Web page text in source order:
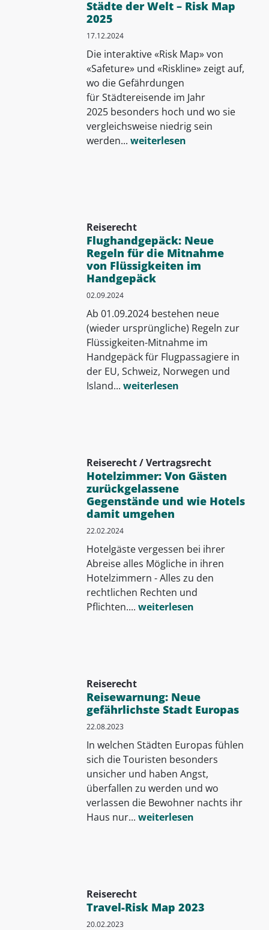
Städte der Welt – Risk Map
2025
17.12.2024
Die interaktive «Risk Map» von
«Safeture» und «Riskline» zeigt auf,
wo die Gefährdungen
für Städtereisende im Jahr
2025 besonders hoch und wo sie
vergleichsweise niedrig sein
werden... weiterlesen
Reiserecht
Flughandgepäck: Neue
Regeln für die Mitnahme
von Flüssigkeiten im
Handgepäck
02.09.2024
Ab 01.09.2024 bestehen neue
(wieder ursprüngliche) Regeln zur
Flüssigkeiten-Mitnahme im
Handgepäck für Flugpassagiere in
der EU, Schweiz, Norwegen und
Island... weiterlesen
Reiserecht / Vertragsrecht
Hotelzimmer: Von Gästen
zurückgelassene
Gegenstände und wie Hotels
damit umgehen
22.02.2024
Hotelgäste vergessen bei ihrer
Abreise alles Mögliche in ihren
Hotelzimmern - Alles zu den
rechtlichen Rechten und
Pflichten.... weiterlesen
Reiserecht
Reisewarnung: Neue
gefährlichste Stadt Europas
22.08.2023
In welchen Städten Europas fühlen
sich die Touristen besonders
unsicher und haben Angst,
überfallen zu werden und wo
verlassen die Bewohner nachts ihr
Haus nur... weiterlesen
Reiserecht
Travel-Risk Map 2023
20.02.2023